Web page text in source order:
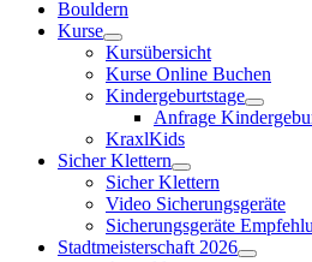
Bouldern
Kurse
Kursübersicht
Kurse Online Buchen
Kindergeburtstage
Anfrage
KraxlKids
Sicher Klettern
Sicher Klettern
Video Sicherungsgeräte
Sicherungsgeräte
Stadtmeisterschaft 2026